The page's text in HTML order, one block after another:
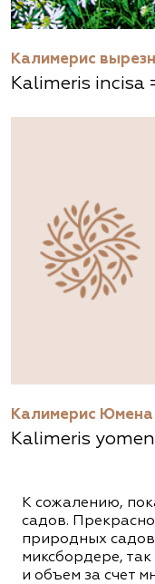
Калимерис
Kalimeris incisa
Калимерис Юмена
Kalimeris
К сожалению,
садов.
природных
миксбордере, так
и объем за счет